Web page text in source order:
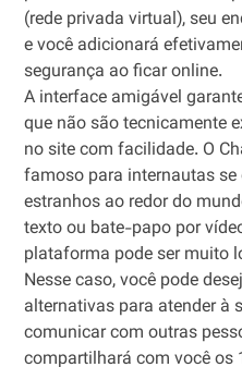
(rede privada virtual), seu
e você adicionará
segurança ao ficar online.
A interface amigável
que não são tecnicamente
no site com facilidade. O
famoso para internautas
estranhos ao redor do
texto ou bate-papo por
plataforma pode ser muito
Nesse caso, você pode
alternativas para atender à
comunicar com outras
compartilhará com você os